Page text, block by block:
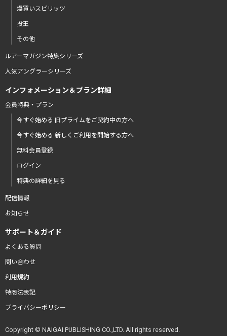
爆買いスピリッツ
投王
その他
ルアーマガジン特集シリーズ
人気アングラーシリーズ
インフォメーション＆プラン詳細
会員特典・プラン
今すぐ始める 旧プライムをご契約中の方へ
今すぐ始める 新しくご利用を開始する方へ
無料会員登録
ログイン
特典の詳細を見る
配信情報
お知らせ
サポート＆ガイド
よくある質問
問い合わせ
利用規約
特商法表記
プライバシーポリシー
Copyright © NAIGAI PUBLISHING CO.,LTD. All rights reserved.